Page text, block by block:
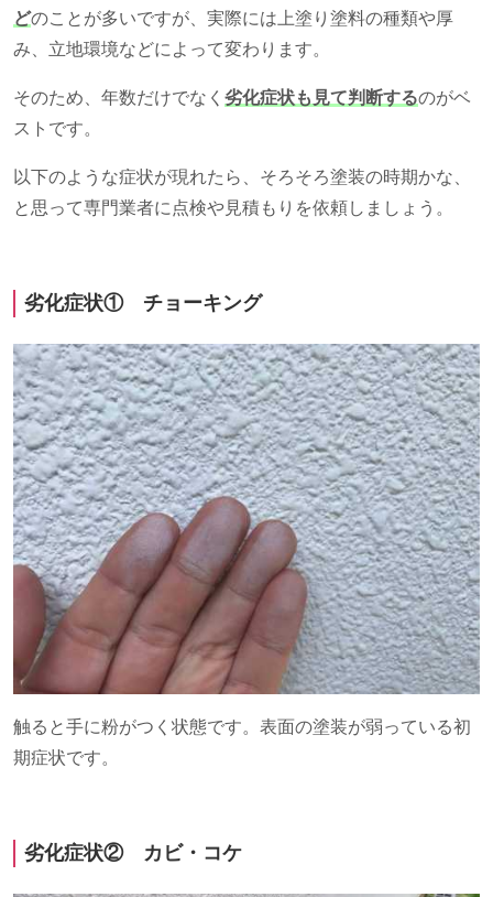
どのことが多いですが、実際には上塗り塗料の種類や厚
み、立地環境などによって変わります。
そのため、年数だけでなく 劣化症状も見て判断するのがベ
ストです。
以下のような症状が現れたら、そろそろ塗装の時期かな、
と思って専門業者に点検や見積もりを依頼しましょう。
劣化症状① チョーキング
触ると手に粉がつく状態です。表面の塗装が弱っている初
期症状です。
劣化症状② カビ・コケ